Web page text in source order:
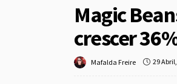
Magic
crescer
Mafalda Freire 29